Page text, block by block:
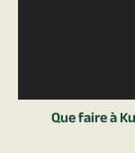
Que faire à